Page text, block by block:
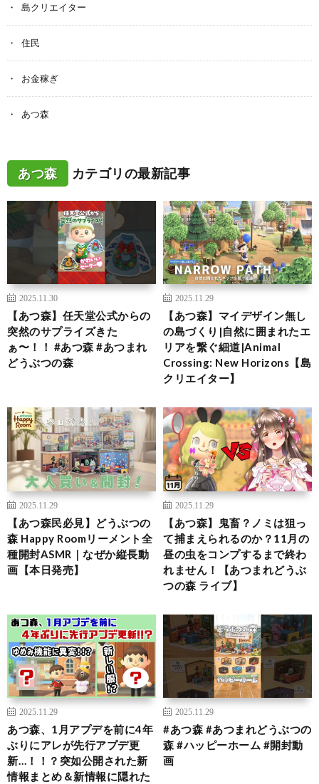
島クリエイター
住民
お金稼ぎ
あつ森
あつ森 カテゴリの最新記事
2025.11.30
【あつ森】任天堂公式からの
突然のサプライズきた
ぁ〜！！ #あつ森 #あつまれ
どうぶつの森
2025.11.29
【あつ森】マイデザイン無し
の島づくり|自然に囲まれたエ
リアを繋ぐ細道|Animal
Crossing: New Horizons【島
クリエイター】
2025.11.29
【あつ森民必見】どうぶつの
森 Happy Roomリーメント全
種開封ASMR｜なぜか縦長動
画【本日発売】
2025.11.29
【あつ森】鬼畜？ノミは狙っ
て捕まえられるのか？11月の
昼の虫をコンプするまで終わ
れません！【あつまれどうぶ
つの森 ライブ】
2025.11.29
あつ森、1月アプデを前に4年
ぶりにアレが先行アプデ更
新…！！？突如公開された新
情報まとめ＆新情報に隠れた
2025.11.29
#あつ森 #あつまれどうぶつの
森 #ハッピーホーム #開封動
画